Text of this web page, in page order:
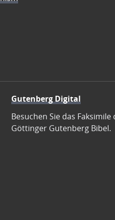
Gutenberg Digital
Besuchen Sie das Faksimile
Göttinger Gutenberg Bibel.